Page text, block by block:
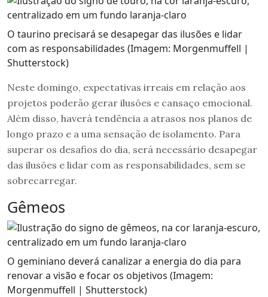
O taurino precisará se desapegar das ilusões e lidar
com as responsabilidades (Imagem: Morgenmuffell |
Shutterstock)
Neste domingo, expectativas irreais em relação aos
projetos poderão gerar ilusões e cansaço emocional.
Além disso, haverá tendência a atrasos nos planos de
longo prazo e a uma sensação de isolamento. Para
superar os desafios do dia, será necessário desapegar
das ilusões e lidar com as responsabilidades, sem se
sobrecarregar.
Gêmeos
O geminiano deverá canalizar a energia do dia para
renovar a visão e focar os objetivos (Imagem:
Morgenmuffell | Shutterstock)